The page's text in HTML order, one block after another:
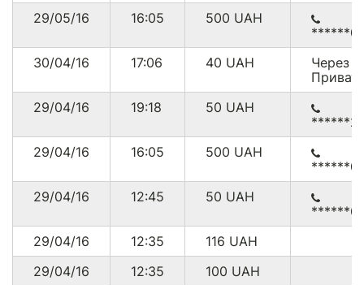
29/05/16 16:05 500 UAH
30/04/16
17:06 40 UAH
Через
29/04/16
19:18 50 UAH
29/04/16
16:05 500 UAH
29/04/16
12:45 50 UAH
29/04/16
12:35 116 UAH
29/04/16
12:35 100 UAH